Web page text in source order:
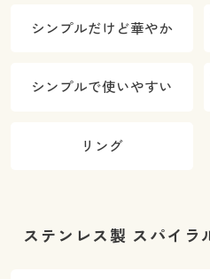
シンプルだけど華やか
シンプルで使いやすい
リング
ステンレス製 スパイラ